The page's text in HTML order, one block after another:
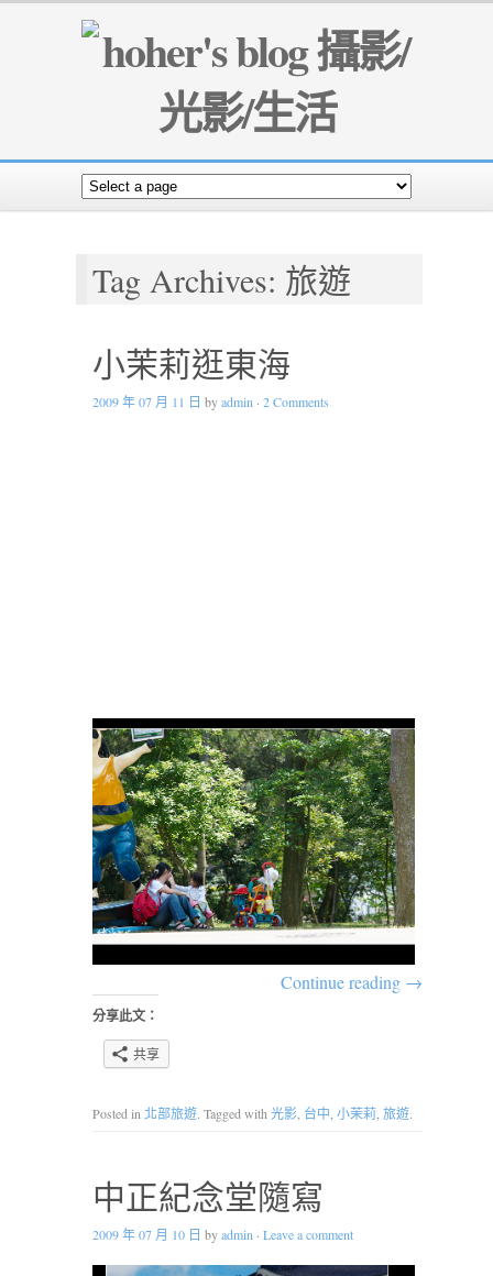
Tag Archives: 旅遊
小茉莉逛東海
2009 年 07 月 11 日 byadmin · 2 Comments
Continue reading →
分享此文：
共享
Posted in 北部旅遊. Tagged with 光影 台中 小茉莉 旅遊.
中正紀念堂隨寫
2009 年 07 月 10 日 byadmin · Leave a comment